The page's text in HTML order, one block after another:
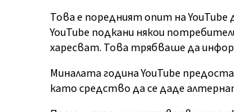
Това е поредният опит на
YouTube подкани някои
харесват. Това трябваше да
Миналата година YouTube
като средство да се даде